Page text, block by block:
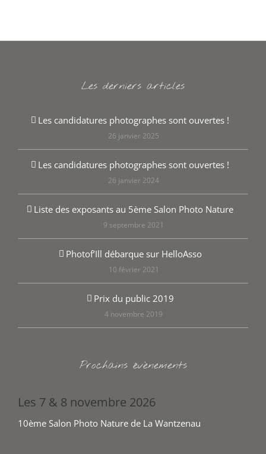
Les derniers articles
Les candidatures photographes sont ouvertes !
26 janvier 2025
Les candidatures photographes sont ouvertes !
26 janvier 2024
Liste des exposants au 5ème Salon Photo Nature
9 septembre 2021
Photof’Ill débarque sur HelloAsso
10 février 2021
Prix du public 2019
4 novembre 2019
Prochains évènements
Les 7 & 8 novembre 2026
10ème Salon Photo Nature de La Wantzenau